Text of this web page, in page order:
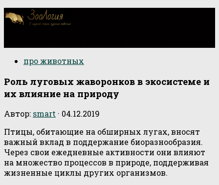
про животных
Роль луговых жаворонков в экосистеме и
их влияние на природу
Автор: smart · 04.12.2019
Птицы, обитающие на обширных лугах, вносят
важный вклад в поддержание биоразнообразия.
Через свои ежедневные активности они влияют
на множество процессов в природе, поддерживая
жизненные циклы других организмов.